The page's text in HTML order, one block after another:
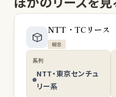
NTT・TCリース
総合
系列
NTT・東京センチュ
リー系